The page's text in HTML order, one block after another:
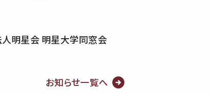
明星会 明星大学同窓会
お知らせ一覧へ